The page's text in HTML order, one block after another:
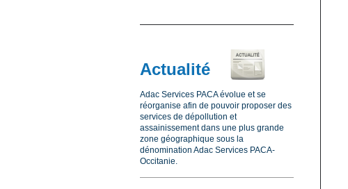
Actualité
Adac Services PACA évolue et se
réorganise afin de pouvoir proposer des
services de dépollution et
assainissement dans une plus grande
zone géographique sous la
dénomination Adac Services PACA-
Occitanie.